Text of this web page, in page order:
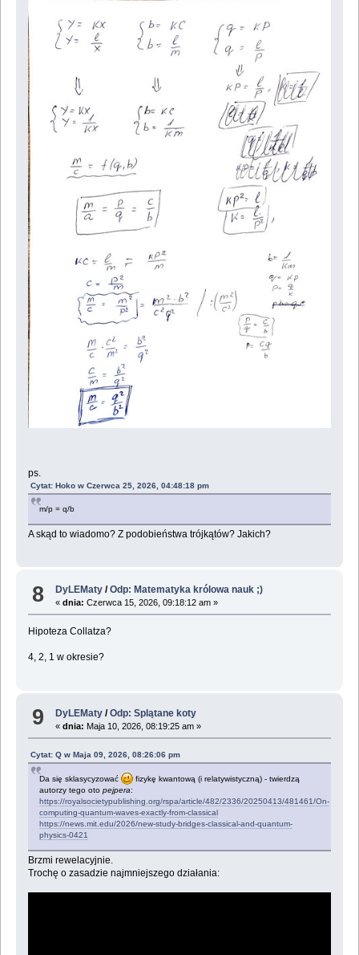
ps.
Cytat: Hoko w Czerwca 25, 2026, 04:48:18 pm
m/p = q/b
A skąd to wiadomo? Z podobieństwa trójkątów? Jakich?
8 DyLEMaty /Odp: Matematyka królowa nauk ;)
«dnia: Czerwca 15, 2026, 09:18:12 am »
Hipoteza Collatza?
4, 2, 1 w okresie?
9 DyLEMaty /Odp: Splątane koty
«dnia: Maja 10, 2026, 08:19:25 am »
Cytat: Q w Maja 09, 2026, 08:26:06 pm
Da się sklasycyzować
fizykę kwantową (i relatywistyczną) - twierdzą
autorzy tego oto pejpera:
https://royalsocietypublishing.org/rspa/article/482/2336/20250413/481461/On-
computing-quantum-waves-exactly-from-classical
https://news.mit.edu/2026/new-study-bridges-classical-and-quantum-
physics-0421
Brzmi rewelacyjnie.
Trochę o zasadzie najmniejszego działania: